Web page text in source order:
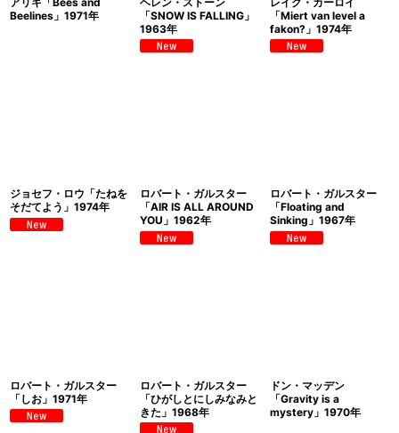
Beelines」1971年
「SNOW IS FALLING」
1963年
「Miert van level a
fakon?」1974年
ジョセフ・ロウ「たねを
そだてよう」1974年
ロバート・ガルスター
「AIR IS ALL AROUND
YOU」1962年
ロバート・ガルスター
「Floating and
Sinking」1967年
ロバート・ガルスター
「しお」1971年
ロバート・ガルスター
「ひがしとにしみなみと
きた」1968年
ドン・マッデン
「Gravity is a
mystery」1970年